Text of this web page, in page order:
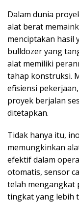
Dalam dunia
alat berat
menciptakan hasil
bulldozer yang
alat memiliki
tahap konstruksi.
efisiensi
proyek berjalan
ditetapkan.
Tidak hanya itu,
memungkinkan
efektif dalam
otomatis, sensor
telah mengangkat
tingkat yang lebih